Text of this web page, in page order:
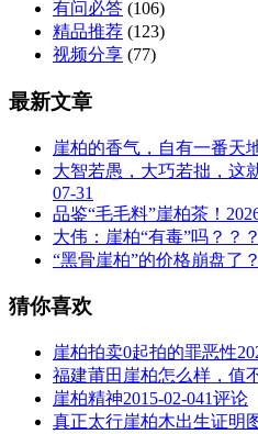
有问必答 (106)
精品推荐 (123)
视频分享 (77)
最新文章
崖柏的香气，自有一番天
大智若愚，大巧若拙，这
07-31
品鉴“毛毛料”崖柏茶！
大伟：崖柏“有毒”吗？？？
“黑骨崖柏”的价格崩盘了？
猜你喜欢
崖柏拍卖0起拍的罪恶性
福建莆田崖柏怎么样，值
崖柏精神2015-02-041评论
真正太行崖柏木出生证明